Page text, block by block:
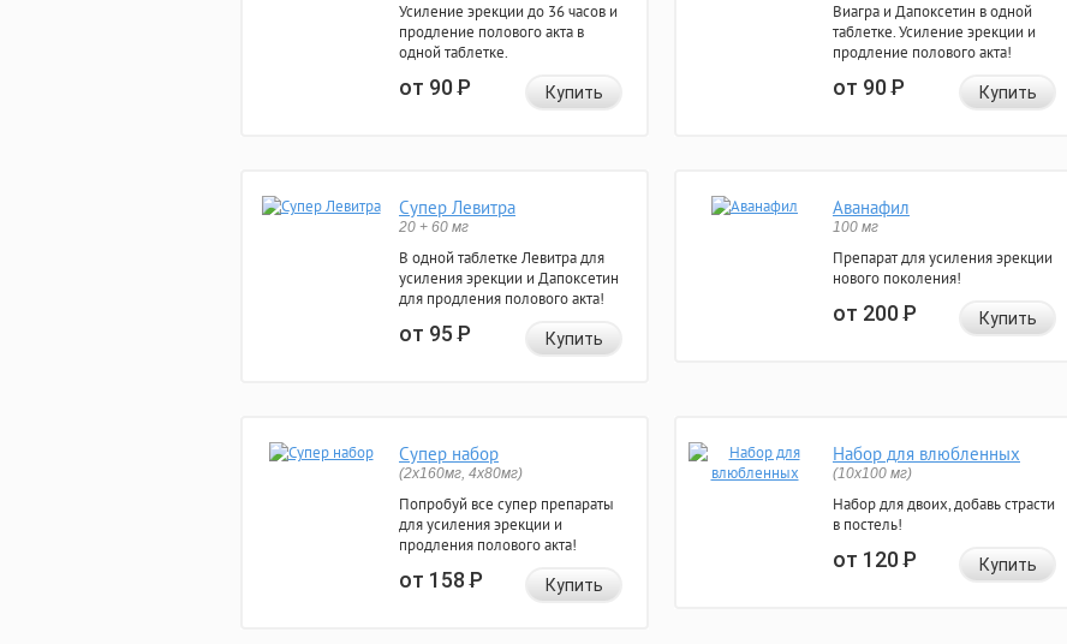
Усиление эрекции до 36 часов и
продление полового акта в
одной таблетке.
от 90Р Купить
Виагра и Дапоксетин в одной
таблетке. Усиление эрекции и
продление полового акта!
от 90Р Купить
Супер Левитра
20 + 60 мг
В одной таблетке Левитра для
усиления эрекции и Дапоксетин
для продления полового акта!
от 95Р Купить
Аванафил
100 мг
Препарат для усиления эрекции
нового поколения!
от 200Р Купить
Супер набор
(2х160мг, 4х80мг)
Попробуй все супер препараты
для усиления эрекции и
продления полового акта!
от 158Р Купить
Набор для влюбленных
(10х100 мг)
Набор для двоих, добавь страсти
в постель!
от 120Р Купить